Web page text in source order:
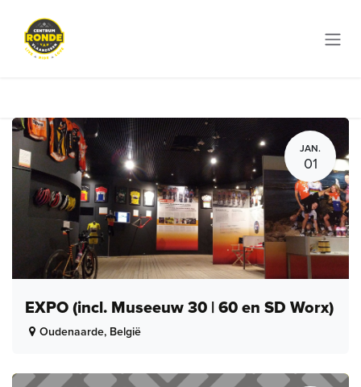
JAN.
01
EXPO (incl. Museeuw 30 | 60 en SD Worx)
Oudenaarde, België